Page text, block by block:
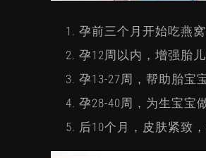
孕前三个月开始吃燕
孕12周以内，增强胎
孕13-27周，帮助胎宝
孕28-40周，为生宝宝
后10个月，皮肤紧致